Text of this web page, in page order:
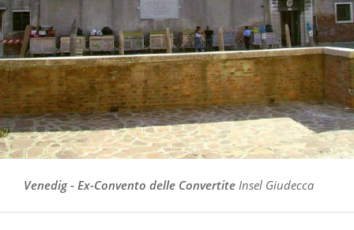
Venedig - Ex-Convento delle Convertite Insel Giudecca